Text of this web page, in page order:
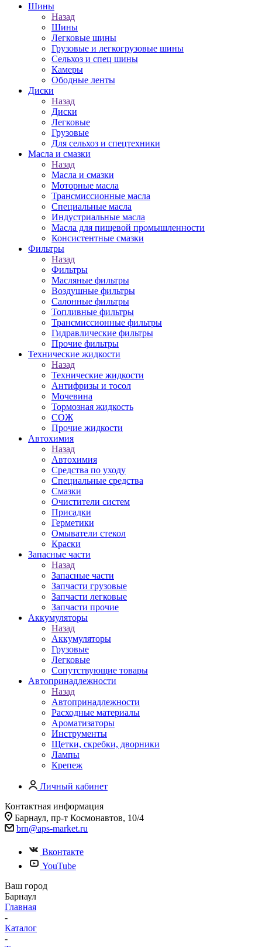
Шины
Назад
Шины
Легковые шины
Грузовые и легкогрузовые шины
Сельхоз и спец шины
Камеры
Ободные ленты
Диски
Назад
Диски
Легковые
Грузовые
Для сельхоз и спецтехники
Масла и смазки
Назад
Масла и смазки
Моторные масла
Трансмиссионные масла
Специальные масла
Индустриальные масла
Масла для пищевой промышленности
Консистентные смазки
Фильтры
Назад
Фильтры
Масляные фильтры
Воздушные фильтры
Салонные фильтры
Топливные фильтры
Трансмиссионные фильтры
Гидравлические фильтры
Прочие фильтры
Технические жидкости
Назад
Технические жидкости
Антифризы и тосол
Мочевина
Тормозная жидкость
СОЖ
Прочие жидкости
Автохимия
Назад
Автохимия
Средства по уходу
Специальные средства
Смазки
Очистители систем
Присадки
Герметики
Омыватели стекол
Краски
Запасные части
Назад
Запасные части
Запчасти грузовые
Запчасти легковые
Запчасти прочие
Аккумуляторы
Назад
Аккумуляторы
Грузовые
Легковые
Сопутствующие товары
Автопринадлежности
Назад
Автопринадлежности
Расходные материалы
Ароматизаторы
Инструменты
Щетки, скребки, дворники
Лампы
Крепеж
Личный кабинет
Контактная информация
Барнаул, пр-т Космонавтов, 10/4
brn@aps-market.ru
Вконтакте
YouTube
Ваш город
Барнаул
Главная
-
Каталог
-